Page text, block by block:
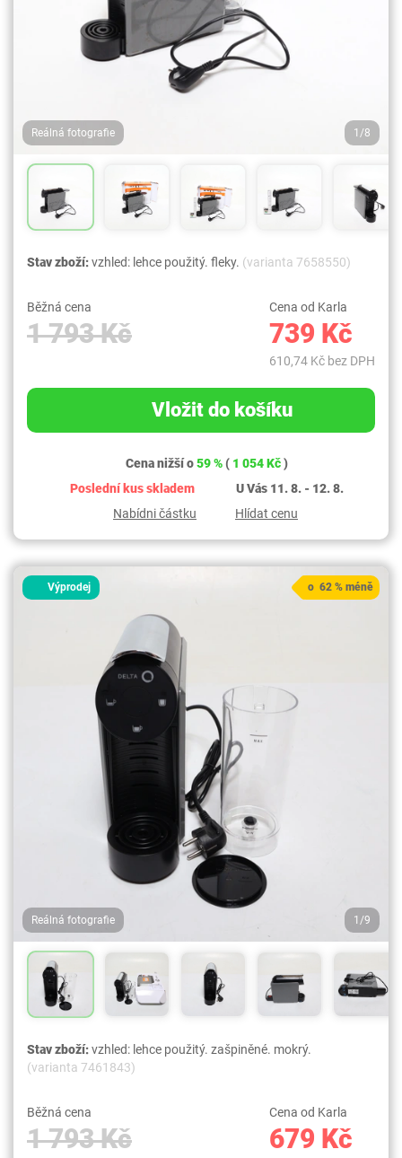
Reálná fotografie 1/8
Stav zboží:vzhled: lehce použitý. fleky. (varianta 7658550)
Běžná cena
1 793 Kč
Cena od Karla
739 Kč
610,74 Kč bez DPH
Vložit do košíku
Cena nižší o59 % ( 1 054 Kč)
Poslední kus skladem
U Vás 11. 8. - 12. 8.
Nabídni částku
Hlídat cenu
Výprodej
Reálná fotografie 1/9
o 62 % méně
Stav zboží:vzhled: lehce použitý. zašpiněné. mokrý.
(varianta 7461843)
Běžná cena
1 793 Kč
Cena od Karla
679 Kč